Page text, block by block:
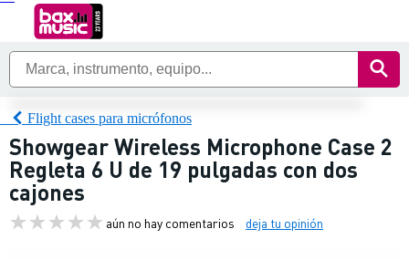
Flight cases para micrófonos
Showgear Wireless Microphone Case 2
Regleta 6 U de 19 pulgadas con dos
cajones
aún no hay comentarios deja tu opinión